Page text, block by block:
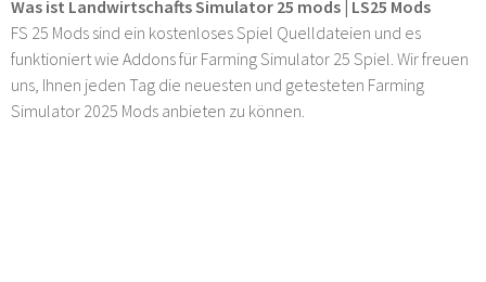
Was ist Landwirtschafts Simulator 25 mods | LS25 Mods
FS 25 Mods sind ein kostenloses Spiel Quelldateien und es
funktioniert wie Addons für Farming Simulator 25 Spiel. Wir freuen
uns, Ihnen jeden Tag die neuesten und getesteten Farming
Simulator 2025 Mods anbieten zu können.